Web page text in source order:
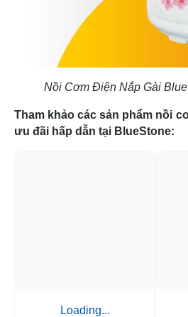
Nồi Cơm Điện Nắp Gài
Tham khảo các sản phẩm nồi
ưu đãi hấp dẫn tại BlueStone:
Loading...